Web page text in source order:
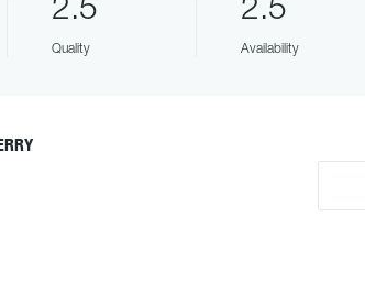
2.5
Quality
2.5
Availability